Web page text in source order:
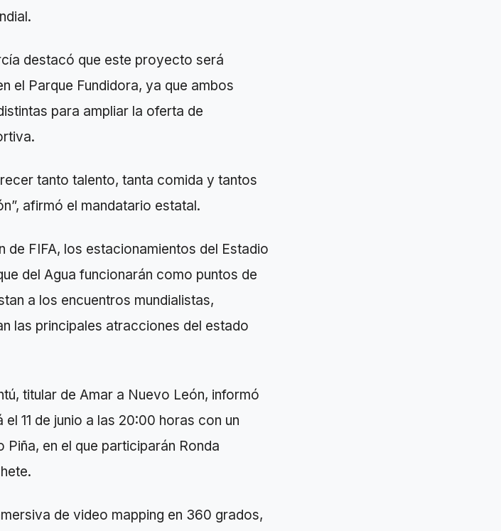
destacó que este proyecto será
el Parque Fundidora, ya que ambos
para ampliar la oferta de
tanto talento, tanta comida y tantos
afirmó el mandatario estatal.
de FIFA, los estacionamientos del Estadio
del Agua funcionarán como puntos de
a los encuentros mundialistas,
las principales atracciones del estado
titular de Amar a Nuevo León, informó
11 de junio a las 20:00 horas con un
en el que participarán Ronda
de video mapping en 360 grados,